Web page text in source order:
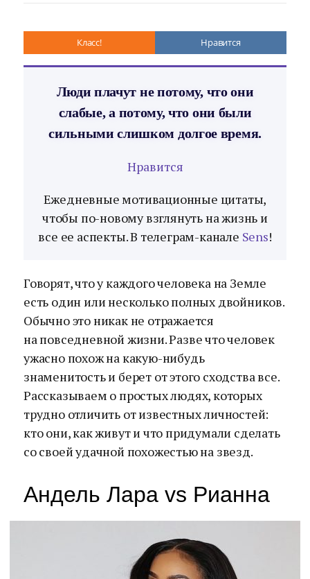
Класс! Нравится
Люди плачут не потому, что они
слабые, а потому, что они были
сильными слишком долгое время.
Нравится
Ежедневные мотивационные цитаты,
чтобы по-новому взглянуть на жизнь и
все ее аспекты. В телеграм-канале Sens!
Говорят, что у каждого человека на Земле
есть один или несколько полных двойников.
Обычно это никак не отражается
на повседневной жизни. Разве что человек
ужасно похож на какую-нибудь
знаменитость и берет от этого сходства все.
Рассказываем о простых людях, которых
трудно отличить от известных личностей:
кто они, как живут и что придумали сделать
со своей удачной похожестью на звезд.
Андель Лара vs Рианна